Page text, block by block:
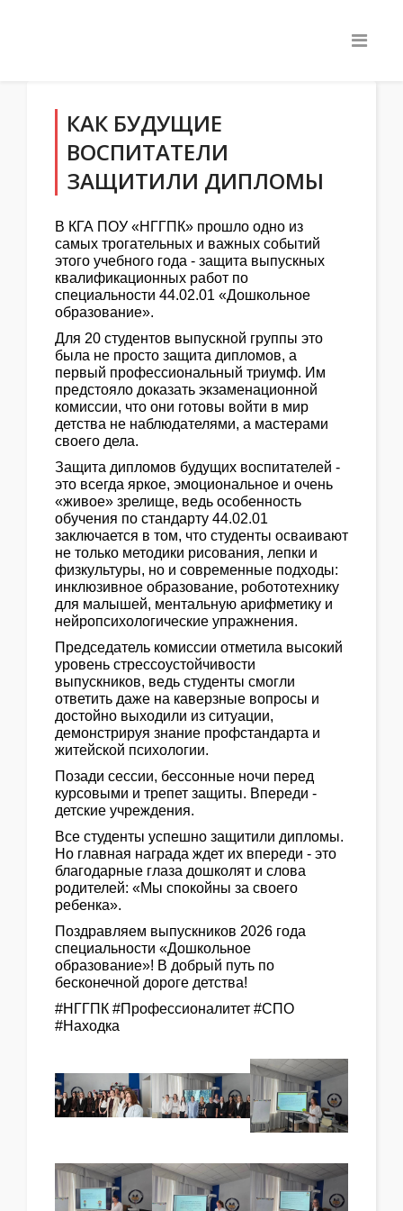
КАК БУДУЩИЕ
ВОСПИТАТЕЛИ
ЗАЩИТИЛИ ДИПЛОМЫ
В КГА ПОУ «НГГПК» прошло одно из
самых трогательных и важных событий
этого учебного года - защита выпускных
квалификационных работ по
специальности 44.02.01 «Дошкольное
образование».
Для 20 студентов выпускной группы это
была не просто защита дипломов, а
первый профессиональный триумф. Им
предстояло доказать экзаменационной
комиссии, что они готовы войти в мир
детства не наблюдателями, а мастерами
своего дела.
Защита дипломов будущих воспитателей -
это всегда яркое, эмоциональное и очень
«живое» зрелище, ведь особенность
обучения по стандарту 44.02.01
заключается в том, что студенты осваивают
не только методики рисования, лепки и
физкультуры, но и современные подходы:
инклюзивное образование, робототехнику
для малышей, ментальную арифметику и
нейропсихологические упражнения.
Председатель комиссии отметила высокий
уровень стрессоустойчивости
выпускников, ведь студенты смогли
ответить даже на каверзные вопросы и
достойно выходили из ситуации,
демонстрируя знание профстандарта и
житейской психологии.
Позади сессии, бессонные ночи перед
курсовыми и трепет защиты. Впереди -
детские учреждения.
Все студенты успешно защитили дипломы.
Но главная награда ждет их впереди - это
благодарные глаза дошколят и слова
родителей: «Мы спокойны за своего
ребенка».
Поздравляем выпускников 2026 года
специальности «Дошкольное
образование»! В добрый путь по
бесконечной дороге детства!
#НГГПК #Профессионалитет #СПО
#Находка